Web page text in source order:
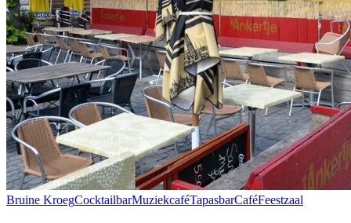
Bruine KroegCocktailbarMuziekcaféTapasbarCaféFeestzaal